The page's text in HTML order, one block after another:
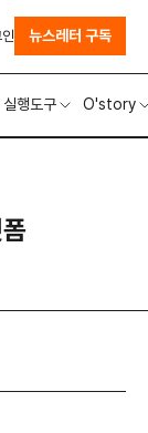
실행도구 O'story
뉴스레터 구독